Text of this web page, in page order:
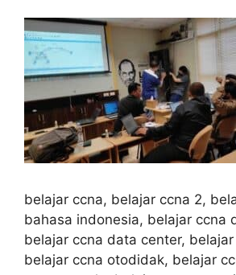
belajar ccna, belajar ccna 2,
bahasa indonesia, belajar ccna
belajar ccna data center,
belajar ccna otodidak, belajar